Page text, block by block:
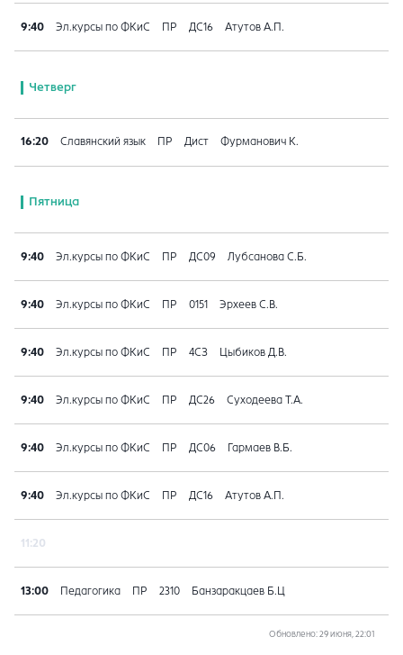
9:40 Эл.курсы по ФКиС ПР ДС16 Атутов А.П.
Четверг
16:20 Славянский язык ПР Дист Фурманович К.
Пятница
9:40 Эл.курсы по ФКиС ПР ДС09 Лубсанова С.Б.
9:40 Эл.курсы по ФКиС ПР 0151 Эрхеев С.В.
9:40 Эл.курсы по ФКиС ПР 4СЗ Цыбиков Д.В.
9:40 Эл.курсы по ФКиС ПР ДС26 Суходеева Т.А.
9:40 Эл.курсы по ФКиС ПР ДС06 Гармаев В.Б.
9:40 Эл.курсы по ФКиС ПР ДС16 Атутов А.П.
11:20
13:00 Педагогика ПР 2310 Банзаракцаев Б.Ц
Обновлено: 29 июня, 22:01